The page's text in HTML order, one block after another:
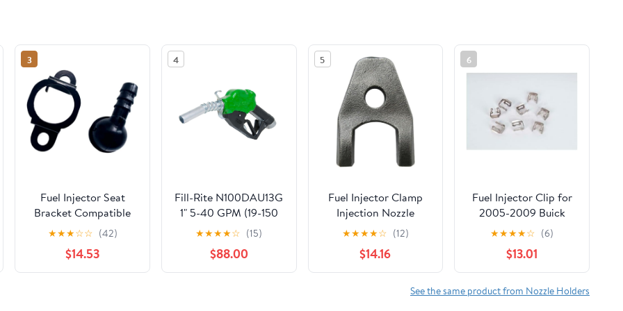
3
Fuel Injector Seat
Bracket Compatible
with Hisun UTV
HS700 HS500
MSU500 Massimo
BENNCHE 500 700
★★★☆☆ (42)
$14.53
4
Fill-Rite N100DAU13G
1" 5-40 GPM (19-150
LPM) Ultra High Flow
Automatic Nozzle -
Compatible with
Gasoline, Diesel,
★★★★☆ (15)
$88.00
5
Fuel Injector Clamp
Injection Nozzle
Carrier 338144A000
Compatible With H 1
H200 Starex Ruifeng
Libero Porter 2 03 09
★★★★☆ (12)
$14.16
6
Fuel Injector Clip for
2005-2009 Buick
LaCrosse
★★★★☆ (6)
$13.01
See the same product from Nozzle Holders